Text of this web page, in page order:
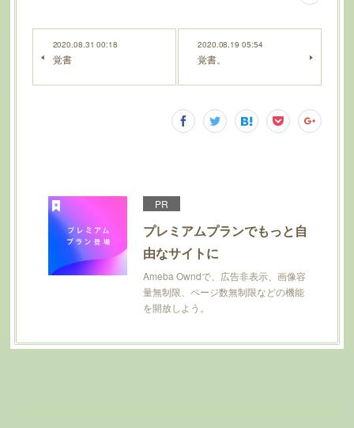
2020.08.31 00:18
覚書
2020.08.19 05:54
覚書。
PR
プレミアムプランでもっと自
由なサイトに
Ameba Owndで、広告非表示、画像容
量無制限、ページ数無制限などの機能
を開放しよう。